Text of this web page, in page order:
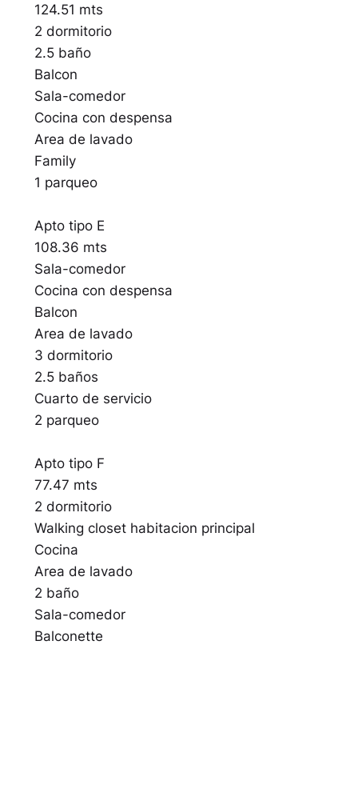
124.51 mts
2 dormitorio
2.5 baño
Balcon
Sala-comedor
Cocina con despensa
Area de lavado
Family
1 parqueo
Apto tipo E
108.36 mts
Sala-comedor
Cocina con despensa
Balcon
Area de lavado
3 dormitorio
2.5 baños
Cuarto de servicio
2 parqueo
Apto tipo F
77.47 mts
2 dormitorio
Walking closet habitacion principal
Cocina
Area de lavado
2 baño
Sala-comedor
Balconette